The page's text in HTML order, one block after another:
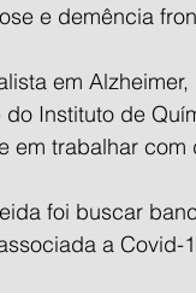
e demência
em
do Instituto de
em trabalhar
foi buscar
a Covid-